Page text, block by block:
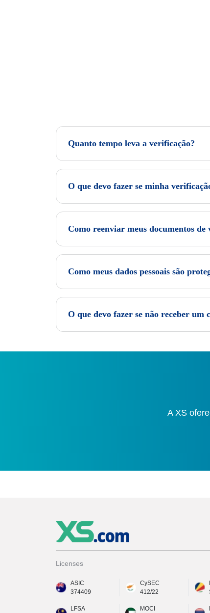
Quanto tempo leva a verificação?
O que devo fazer se minha
Como reenviar meus documentos de
Como meus dados pessoais são
O que devo fazer se não receber
A XS
Licenses
ASIC
374409
CySEC
412/22
LFSA
MOCI